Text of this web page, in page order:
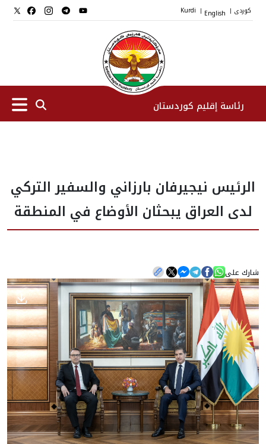
کوردی |
English
|
Kurdi
رئاسة إقليم كوردستان
نواب الرئيس
طاقم الرئاسة
المؤسسات
الأخبار
المعرض
الرئيس نيجيرفان بارزاني والسفير التركي
لدى العراق يبحثان الأوضاع في المنطقة
شارك على